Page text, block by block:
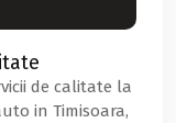
de calitate la
in Timisoara,